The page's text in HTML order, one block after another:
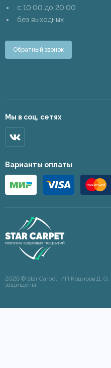
c 10:00 до 20:00
без выходных
Обратный звонок
Мы в соц. сетях
Варианты оплаты
2026 © Star Carpet. ИП Кодиров Д.
защищены.